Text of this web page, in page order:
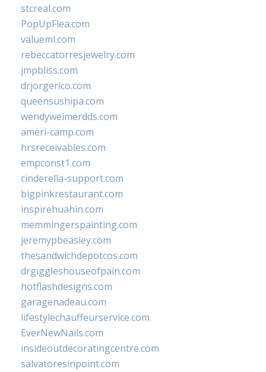
stcreal.com
PopUpFlea.com
valueml.com
rebeccatorresjewelry.com
jmpbliss.com
drjorgerico.com
queensushipa.com
wendyweimerdds.com
ameri-camp.com
hrsreceivables.com
empconst1.com
cinderella-support.com
bigpinkrestaurant.com
inspirehuahin.com
memmingerspainting.com
jeremypbeasley.com
thesandwichdepotcos.com
drgiggleshouseofpain.com
hotflashdesigns.com
garagenadeau.com
lifestylechauffeurservice.com
EverNewNails.com
insideoutdecoratingcentre.com
salvatoresinpoint.com